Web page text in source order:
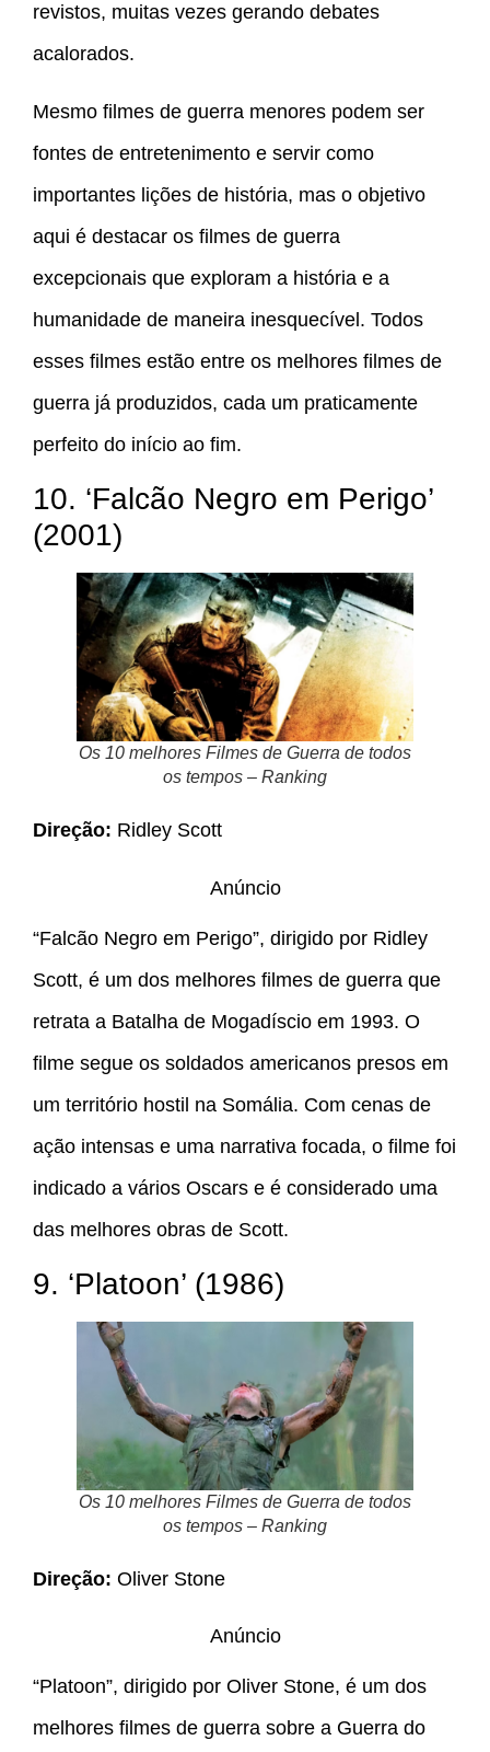
revistos, muitas vezes gerando debates
acalorados.
Mesmo filmes de guerra menores podem ser
fontes de entretenimento e servir como
importantes lições de história, mas o objetivo
aqui é destacar os filmes de guerra
excepcionais que exploram a história e a
humanidade de maneira inesquecível. Todos
esses filmes estão entre os melhores filmes de
guerra já produzidos, cada um praticamente
perfeito do início ao fim.
10. ‘Falcão Negro em Perigo’
(2001)
Os 10 melhores Filmes de Guerra de todos
os tempos – Ranking
Direção: Ridley Scott
Anúncio
“Falcão Negro em Perigo”, dirigido por Ridley
Scott, é um dos melhores filmes de guerra que
retrata a Batalha de Mogadíscio em 1993. O
filme segue os soldados americanos presos em
um território hostil na Somália. Com cenas de
ação intensas e uma narrativa focada, o filme foi
indicado a vários Oscars e é considerado uma
das melhores obras de Scott.
9. ‘Platoon’ (1986)
Os 10 melhores Filmes de Guerra de todos
os tempos – Ranking
Direção: Oliver Stone
Anúncio
“Platoon”, dirigido por Oliver Stone, é um dos
melhores filmes de guerra sobre a Guerra do